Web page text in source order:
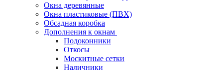
Окна деревянные
Окна пластиковые (ПВХ)
Обсадная коробка
Дополнения к окнам
Подоконники
Откосы
Москитные сетки
Наличники